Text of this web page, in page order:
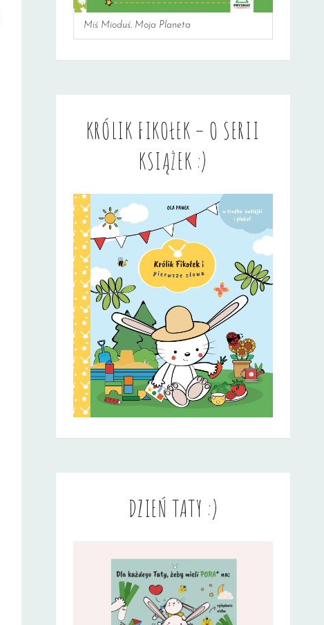
Miś Mioduś. Moja Planeta
KRÓLIK FIKOŁEK – O SERII
KSIĄŻEK :)
DZIEŃ TATY :)